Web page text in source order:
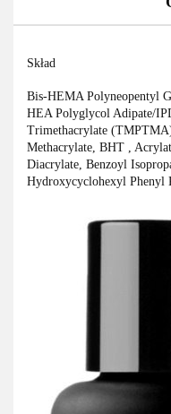
Skład
Bis-HEMA Polyneopentyl
HEA Polyglycol Adipate/
Trimethacrylate
Methacrylate, BHT ,
Diacrylate, Benzoyl
Hydroxycyclohexyl Phenyl